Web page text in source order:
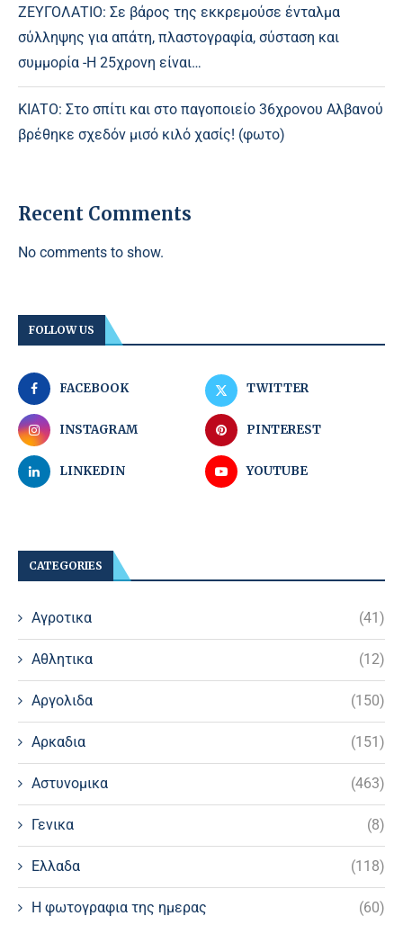
ΖΕΥΓΟΛΑΤΙΟ: Σε βάρος της εκκρεμούσε ένταλμα
σύλληψης για απάτη, πλαστογραφία, σύσταση και
συμμορία -Η 25χρονη είναι…
ΚΙΑΤΟ: Στο σπίτι και στο παγοποιείο 36χρονου Αλβανού
βρέθηκε σχεδόν μισό κιλό χασίς! (φωτο)
Recent Comments
No comments to show.
FOLLOW US
FACEBOOK TWITTER
INSTAGRAM PINTEREST
LINKEDIN YOUTUBE
CATEGORIES
Αγροτικα (41)
Αθλητικα (12)
Αργολιδα (150)
Αρκαδια (151)
Αστυνομικα (463)
Γενικα (8)
Ελλαδα (118)
Η φωτογραφια της ημερας (60)